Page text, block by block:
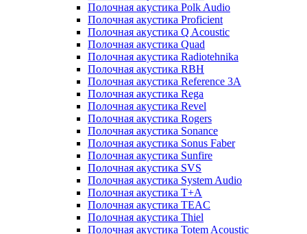
Полочная акустика Polk Audio
Полочная акустика Proficient
Полочная акустика Q Acoustic
Полочная акустика Quad
Полочная акустика Radiotehnika
Полочная акустика RBH
Полочная акустика Reference 3A
Полочная акустика Rega
Полочная акустика Revel
Полочная акустика Rogers
Полочная акустика Sonance
Полочная акустика Sonus Faber
Полочная акустика Sunfire
Полочная акустика SVS
Полочная акустика System Audio
Полочная акустика T+A
Полочная акустика TEAC
Полочная акустика Thiel
Полочная акустика Totem Acoustic